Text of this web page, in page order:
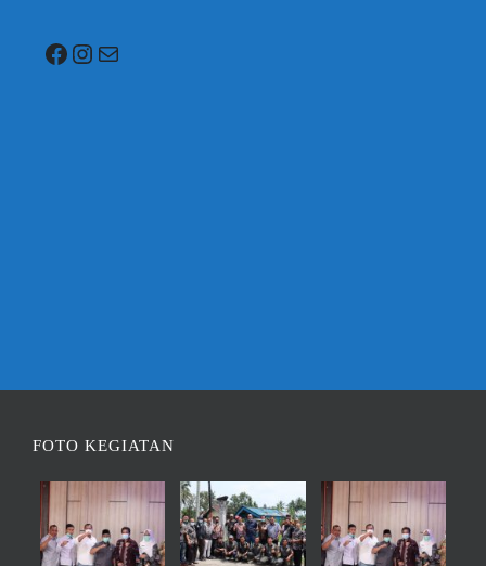
Facebook
Instagram
Mail
FOTO KEGIATAN